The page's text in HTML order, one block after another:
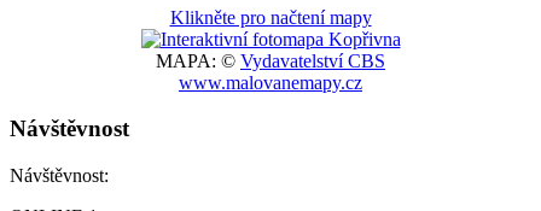
Klikněte pro načtení mapy
MAPA: © Vydavatelství CBS
www.malovanemapy.cz
Návštěvnost
Návštěvnost: